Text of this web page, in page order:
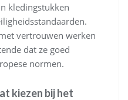
kledingstukken
vertrouwen werken
dat ze goed
normen.
kiezen bij het